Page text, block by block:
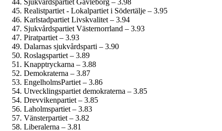
Realistpartiet - Lokalpartiet i Södertälje – 3.95
Karlstadpartiet Livskvalitet – 3.94
Sjukvårdspartiet Västernorrland – 3.93
Piratpartiet – 3.93
Dalarnas sjukvårdsparti – 3.90
Roslagspartiet – 3.89
Knapptryckarna – 3.88
Demokraterna – 3.87
EngelholmsPartiet – 3.86
Utvecklingspartiet demokraterna – 3.85
Drevvikenpartiet – 3.85
Laholmspartiet – 3.83
Vänsterpartiet – 3.82
Liberalerna – 3.81